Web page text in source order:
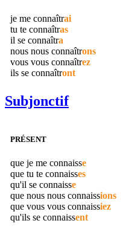
je me connaîtrai
tu te connaîtras
il se connaîtra
nous nous connaîtrons
vous vous connaîtrez
ils se connaîtront
Subjonctif
PRÉSENT
que je me connaisse
que tu te connaisses
qu'il se connaisse
que nous nous connaissions
que vous vous connaissiez
qu'ils se connaissent